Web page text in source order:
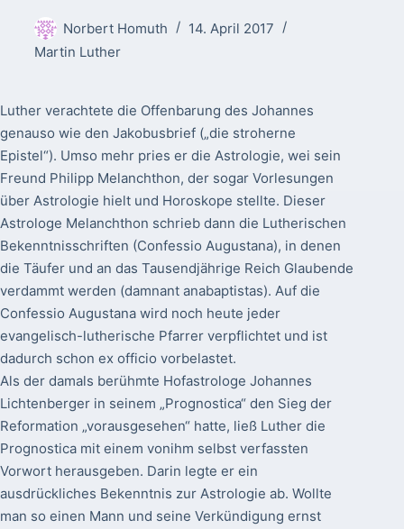
Norbert Homuth
14. April 2017
Martin Luther
Luther verachtete die Offenbarung des Johannes
genauso wie den Jakobusbrief („die stroherne
Epistel“). Umso mehr pries er die Astrologie, wei sein
Freund Philipp Melanchthon, der sogar Vorlesungen
über Astrologie hielt und Horoskope stellte. Dieser
Astrologe Melanchthon schrieb dann die Lutherischen
Bekenntnisschriften (Confessio Augustana), in denen
die Täufer und an das Tausendjährige Reich Glaubende
verdammt werden (damnant anabaptistas). Auf die
Confessio Augustana wird noch heute jeder
evangelisch-lutherische Pfarrer verpflichtet und ist
dadurch schon ex officio vorbelastet.
Als der damals berühmte Hofastrologe Johannes
Lichtenberger in seinem „Prognostica“ den Sieg der
Reformation „vorausgesehen“ hatte, ließ Luther die
Prognostica mit einem vonihm selbst verfassten
Vorwort herausgeben. Darin legte er ein
ausdrückliches Bekenntnis zur Astrologie ab. Wollte
man so einen Mann und seine Verkündigung ernst